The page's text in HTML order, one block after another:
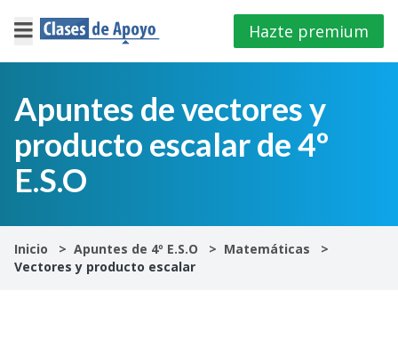
×
Iniciar
sesión
E.S.O
Hazte premium
Apuntes de vectores y
producto escalar de 4º
E.S.O
Inicio Apuntes de 4º E.S.O
Matemáticas
Vectores y producto escalar